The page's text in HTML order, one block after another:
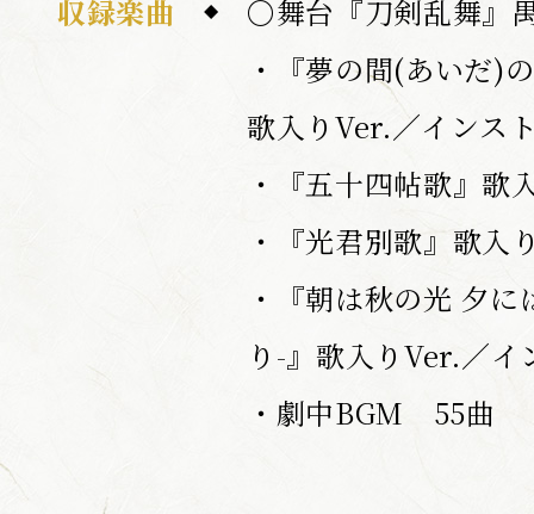
収録楽曲
〇舞台『刀剣乱舞』
・『夢の間(あいだ)
歌入りVer.／インス
・『五十四帖歌』歌
・『光君別歌』歌入
・『朝は秋の光 夕
り-』歌入りVer.／イ
・劇中BGM 55曲